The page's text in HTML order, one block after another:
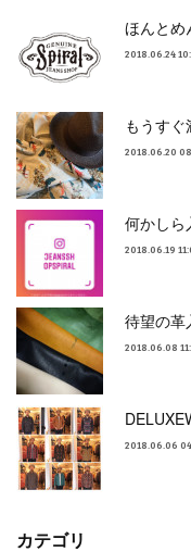
ほんとめ
2018.06.24
もうすぐ
2018.06.20
何かしら
2018.06.19
待望の革
2018.06.08
2018.06.06
カテゴリ